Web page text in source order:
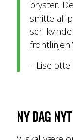
bryster.
smitte af
ser
– Liselotte
NY DAG